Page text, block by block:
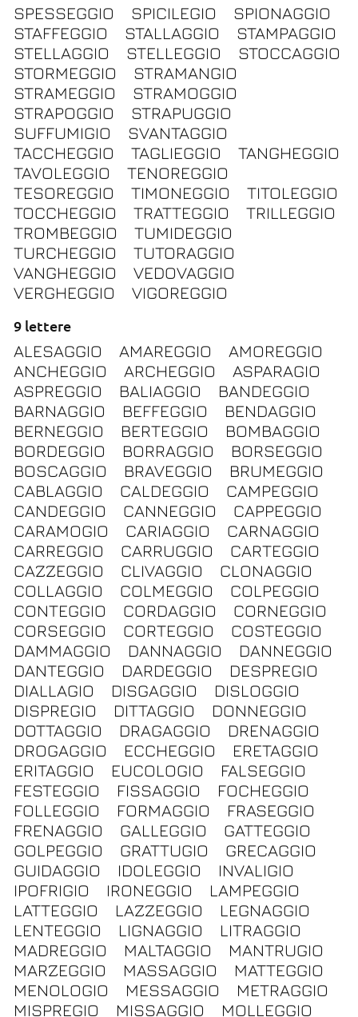
SPESSEGGIO
SPICILEGIO
SPIONAGGIO
STAFFEGGIO
STALLAGGIO
STAMPAGGIO
STELLAGGIO
STELLEGGIO
STOCCAGGIO
STORMEGGIO
STRAMANGIO
STRAMEGGIO
STRAMOGGIO
STRAPOGGIO
STRAPUGGIO
SUFFUMIGIO
SVANTAGGIO
TACCHEGGIO
TAGLIEGGIO
TANGHEGGIO
TAVOLEGGIO
TENOREGGIO
TESOREGGIO
TIMONEGGIO
TITOLEGGIO
TOCCHEGGIO
TRATTEGGIO
TRILLEGGIO
TROMBEGGIO
TUMIDEGGIO
TURCHEGGIO
TUTORAGGIO
VANGHEGGIO
VEDOVAGGIO
VERGHEGGIO
VIGOREGGIO
9 lettere
ALESAGGIO AMAREGGIO
AMOREGGIO
ANCHEGGIO
ARCHEGGIO
ASPARAGIO
ASPREGGIO
BALIAGGIO
BANDEGGIO
BARNAGGIO
BEFFEGGIO
BENDAGGIO
BERNEGGIO
BERTEGGIO
BOMBAGGIO
BORDEGGIO
BORRAGGIO
BORSEGGIO
BOSCAGGIO
BRAVEGGIO
BRUMEGGIO
CABLAGGIO
CALDEGGIO
CAMPEGGIO
CANDEGGIO
CANNEGGIO
CAPPEGGIO
CARAMOGIO
CARIAGGIO
CARNAGGIO
CARREGGIO
CARRUGGIO
CARTEGGIO
CAZZEGGIO
CLIVAGGIO
CLONAGGIO
COLLAGGIO
COLMEGGIO
COLPEGGIO
CONTEGGIO
CORDAGGIO
CORNEGGIO
CORSEGGIO
CORTEGGIO
COSTEGGIO
DAMMAGGIO
DANNAGGIO
DANNEGGIO
DANTEGGIO
DARDEGGIO
DESPREGIO
DIALLAGIO
DISGAGGIO
DISLOGGIO
DISPREGIO
DITTAGGIO
DONNEGGIO
DOTTAGGIO
DRAGAGGIO
DRENAGGIO
DROGAGGIO
ECCHEGGIO
ERETAGGIO
ERITAGGIO
EUCOLOGIO
FALSEGGIO
FESTEGGIO
FISSAGGIO
FOCHEGGIO
FOLLEGGIO
FORMAGGIO
FRASEGGIO
FRENAGGIO
GALLEGGIO
GATTEGGIO
GOLPEGGIO
GRATTUGIO
GRECAGGIO
GUIDAGGIO
IDOLEGGIO
INVALIGIO
IPOFRIGIO
IRONEGGIO
LAMPEGGIO
LATTEGGIO
LAZZEGGIO
LEGNAGGIO
LENTEGGIO
LIGNAGGIO
LITRAGGIO
MADREGGIO
MALTAGGIO
MANTRUGIO
MARZEGGIO
MASSAGGIO
MATTEGGIO
MENOLOGIO
MESSAGGIO
METRAGGIO
MISPREGIO
MISSAGGIO MOLLEGGIO